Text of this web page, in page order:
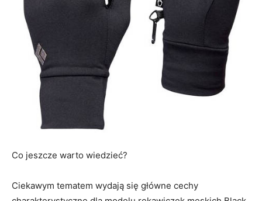
Co jeszcze warto wiedzieć?
Ciekawym tematem wydają się główne cechy